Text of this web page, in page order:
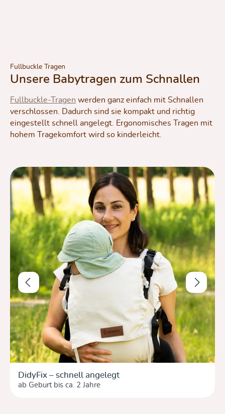
Fullbuckle Tragen
Unsere Babytragen zum Schnallen
Fullbuckle-Tragen werden ganz einfach mit Schnallen
verschlossen. Dadurch sind sie kompakt und richtig
eingestellt schnell angelegt. Ergonomisches Tragen mit
hohem Tragekomfort wird so kinderleicht.
Bildergalerie überspringen
DidyFix – schnell angelegt ab Geburt bis ca. 2 Jahre
DidyFix – schnell angelegt
ab Geburt bis ca. 2 Jahre